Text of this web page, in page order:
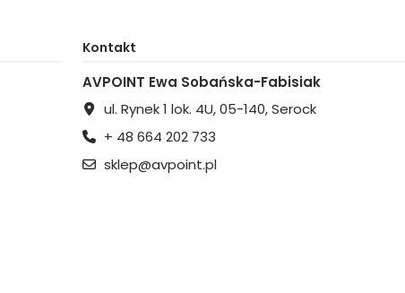
Kontakt
AVPOINT Ewa Sobańska-Fabisiak
ul. Rynek 1 lok. 4U, 05-140, Serock
+ 48 664 202 733
sklep@avpoint.pl